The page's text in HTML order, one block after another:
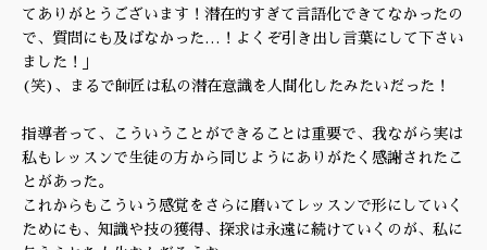
てありがとうございます！潜在的すぎて言語化できてなかったの
で、質問にも及ばなかった…！よくぞ引き出し言葉にして下さい
ました！」
(笑)、まるで師匠は私の潜在意識を人間化したみたいだった！
指導者って、こういうことができることは重要で、我ながら実は
私もレッスンで生徒の方から同じようにありがたく感謝されたこ
とがあった。
これからもこういう感覚をさらに磨いてレッスンで形にしていく
ためにも、知識や技の獲得、探求は永遠に続けていくのが、私に